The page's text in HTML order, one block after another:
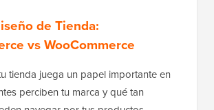
de Tienda:
vs WooCommerce
tienda juega un papel importante en
perciben tu marca y qué tan